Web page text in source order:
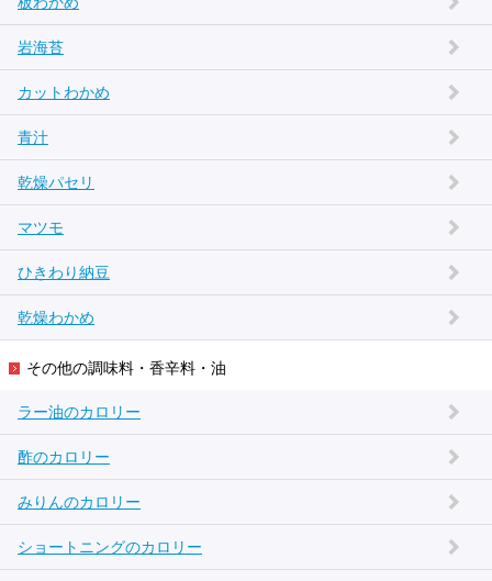
岩海苔
カットわかめ
青汁
乾燥パセリ
マツモ
ひきわり納豆
乾燥わかめ
その他の調味料・香辛料・油
ラー油のカロリー
酢のカロリー
みりんのカロリー
ショートニングのカロリー